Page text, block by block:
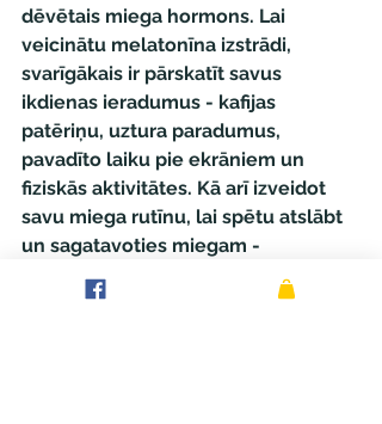
dēvētais miega hormons. Lai
veicinātu melatonīna izstrādi,
svarīgākais ir pārskatīt savus
ikdienas ieradumus - kafijas
patēriņu, uztura paradumus,
pavadīto laiku pie ekrāniem un
fiziskās aktivitātes. Kā arī izveidot
savu miega rutīnu, lai spētu atslābt
un sagatavoties miegam -
nomierinoša tēja, grāmata,
meditācija u.c.